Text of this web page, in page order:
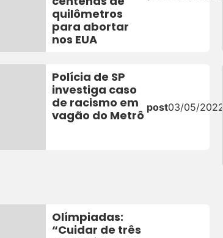
quilômetros
para abortar
nos EUA
Polícia de SP
investiga caso
de racismo em
vagão do Metrô
post03/05/2022
Olímpiadas:
“Cuidar de três